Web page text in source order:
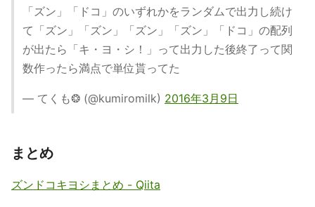
「ズン」「ドコ」のいずれかをランダムで出力し続け
て「ズン」「ズン」「ズン」「ズン」「ドコ」の配列
が出たら「キ・ヨ・シ！」って出力した後終了って関
数作ったら満点で単位貰ってた
— てくも❂ (@kumiromilk) 2016年3月9日
まとめ
ズンドコキヨシまとめ - Qiita